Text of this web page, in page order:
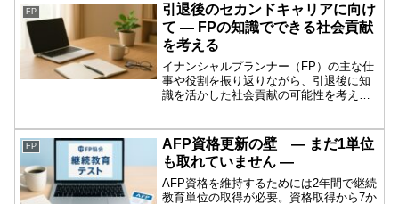
FP
引退後のセカンドキャリアに向け
て ― FPの知識でできる社会貢献
を考える
イナンシャルプランナー（FP）の主な仕
事や役割を振り返りながら、引退後に知
識を活かした社会貢献の可能性を考えま
FP
AFP資格更新の壁 ― まだ1単位
も取れていません ―
AFP資格を維持するためには2年間で継続
教育単位の取得が必要。資格取得から7か